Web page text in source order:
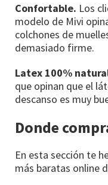
Confortable. Los
modelo de Mivi
colchones de
demasiado firme.
Latex 100%
que opinan que el
descanso es muy
Donde
En esta sección te
más baratas online